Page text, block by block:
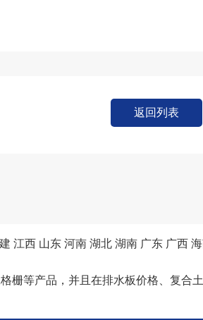
返回列表
江西 山东 河南 湖北 湖南 广东 广西
栅等产品，并且在排水板价格、复合